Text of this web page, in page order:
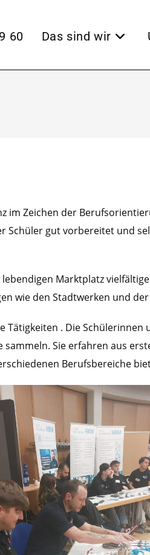
60 Das sind wir
im Zeichen der
gut vorbereitet und
Marktplatz
wie den Stadtwerken und
. Die
Sie erfahren aus
Berufsbereiche